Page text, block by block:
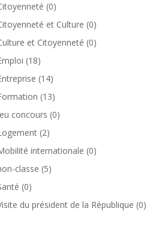
(0)
et Culture (0)
et Citoyenneté (0)
(18)
(14)
(13)
concours (0)
(2)
internationale (0)
classe (5)
(0)
du président de la République (0)